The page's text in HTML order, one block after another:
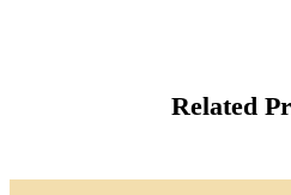
Related